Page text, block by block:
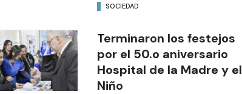
SOCIEDAD
Terminaron los festejos
por el 50.o aniversario
Hospital de la Madre y el
Niño